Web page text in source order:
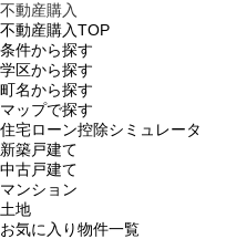
不動産購入
不動産購入TOP
条件から探す
学区から探す
町名から探す
マップで探す
住宅ローン控除シミュレータ
新築戸建て
中古戸建て
マンション
土地
お気に入り物件一覧